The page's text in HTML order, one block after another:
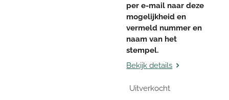
per e-mail naar deze
mogelijkheid en
vermeld nummer en
naam van het
stempel.
Bekijk details
Uitverkocht